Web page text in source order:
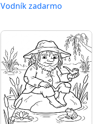
Vodník zadarmo